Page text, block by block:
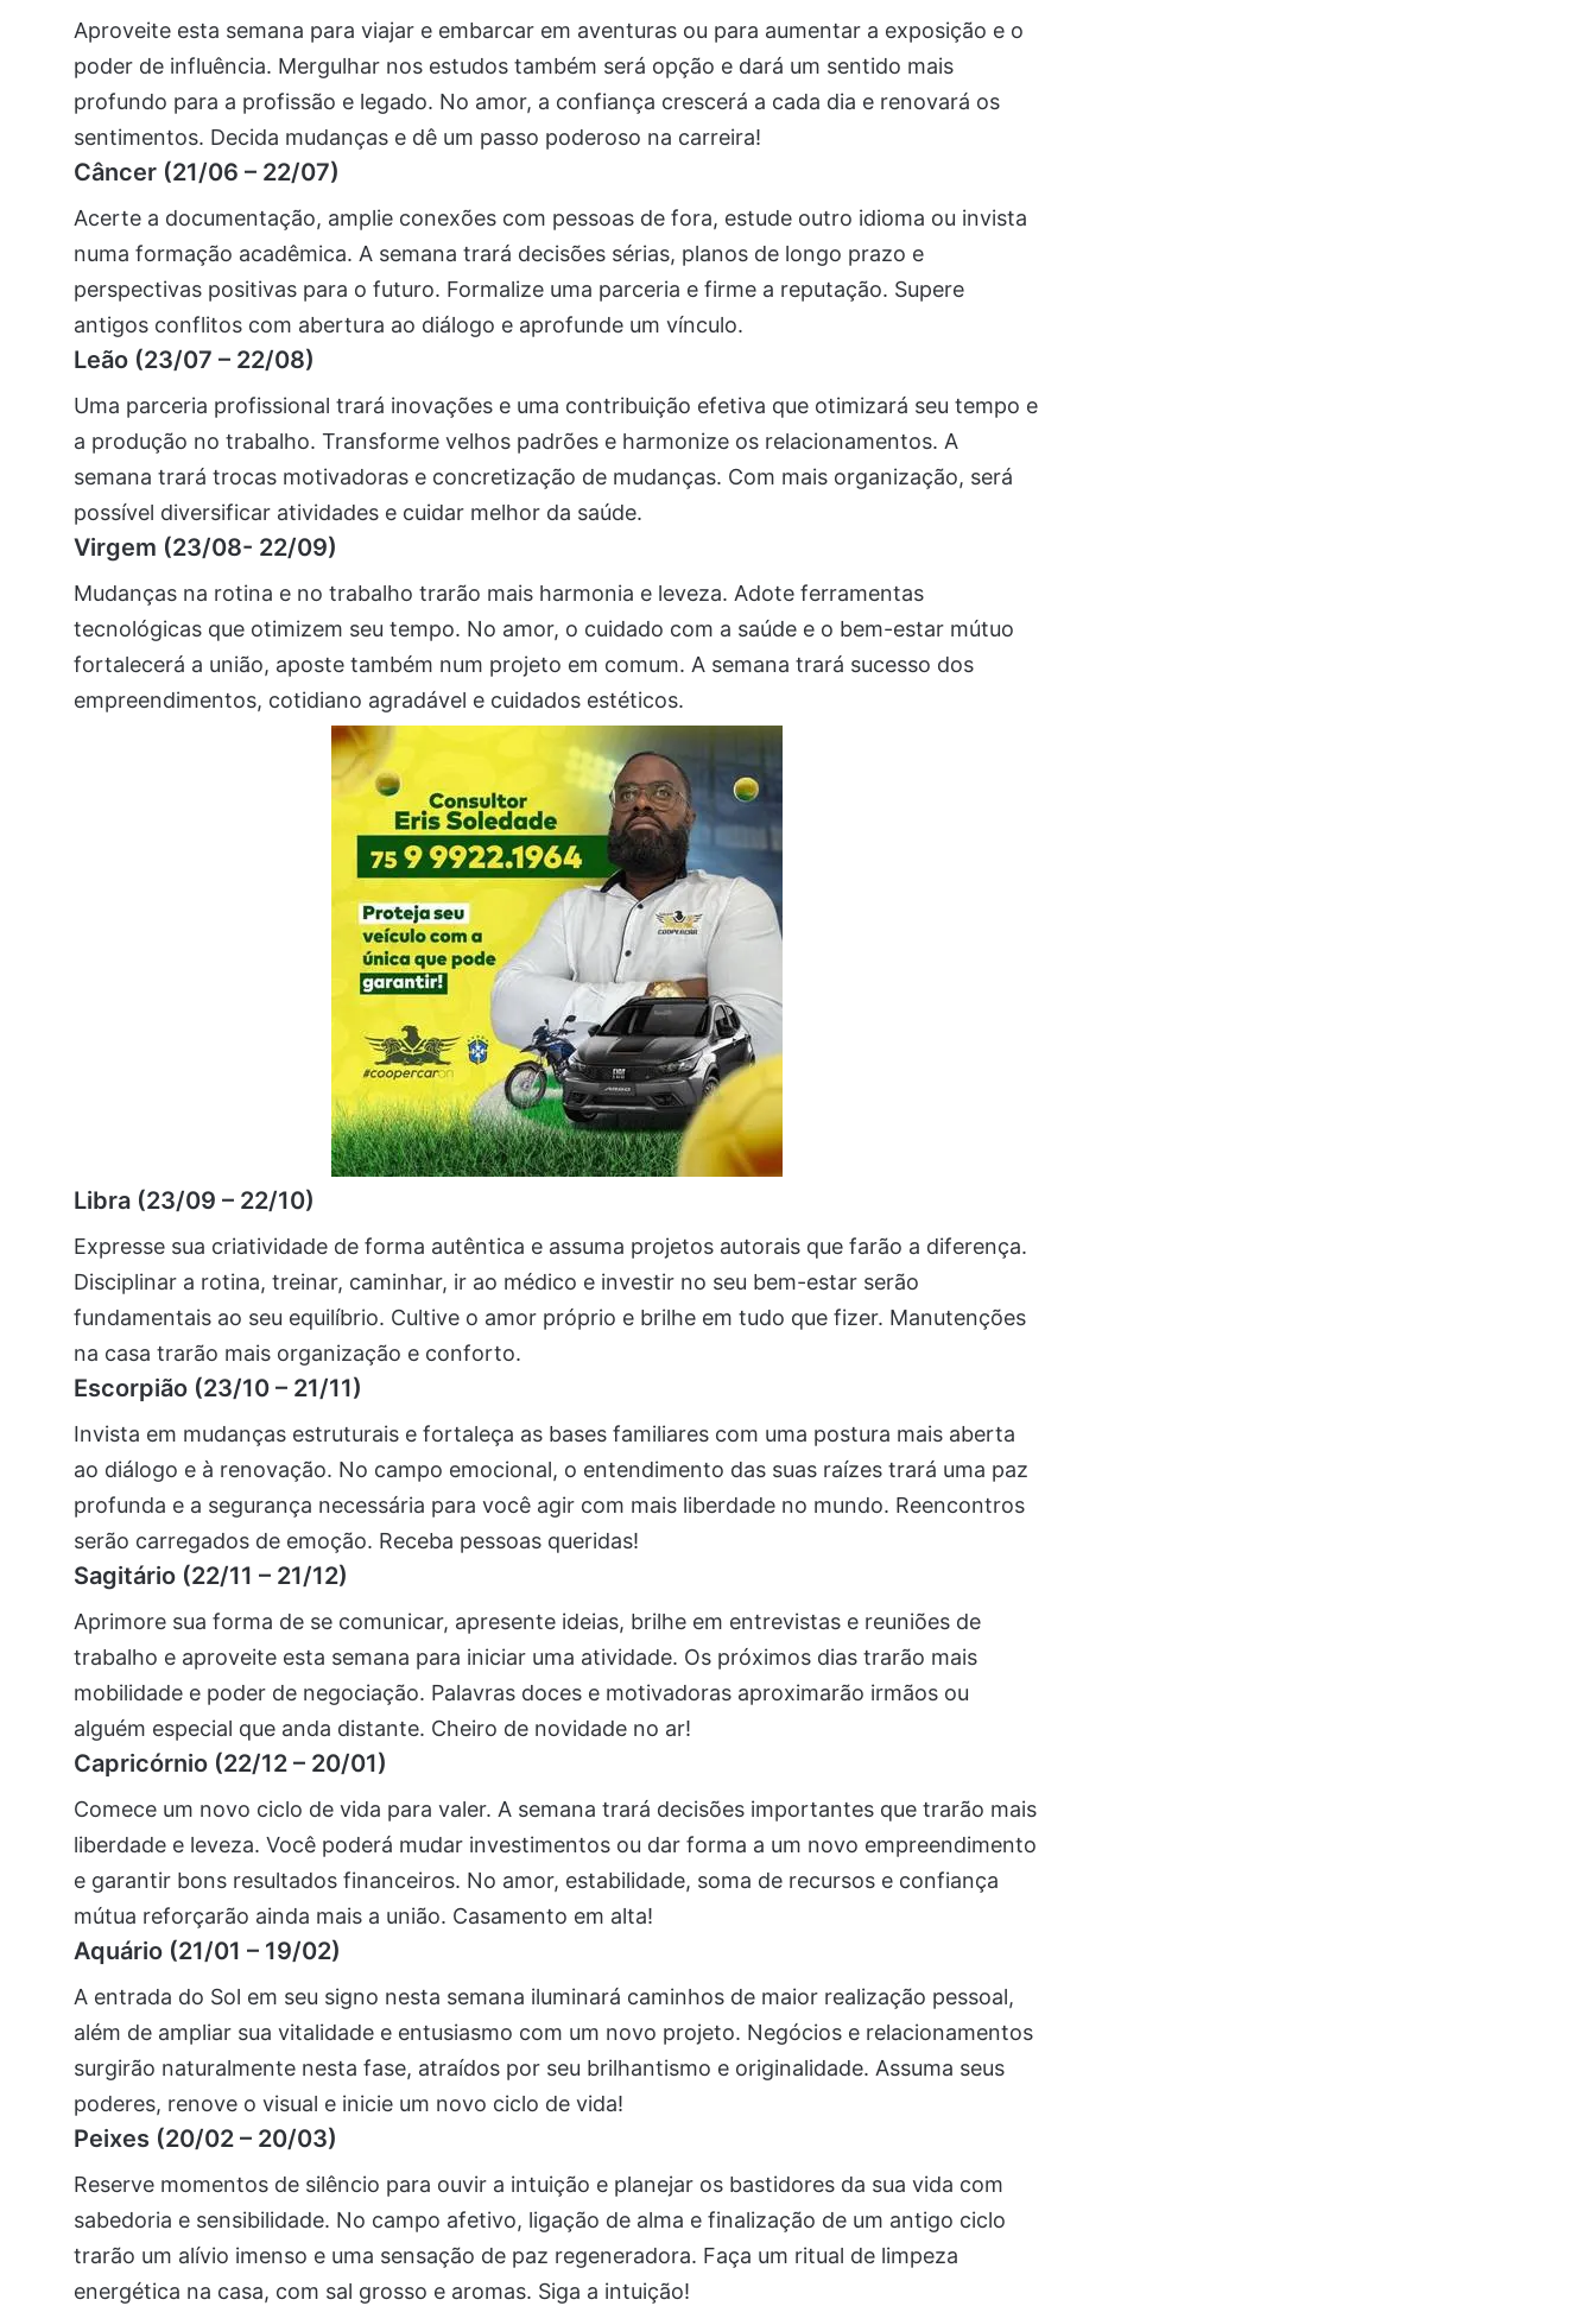
Aproveite esta semana para viajar e embarcar em aventuras ou para aumentar a exposição e o
poder de influência. Mergulhar nos estudos também será opção e dará um sentido mais
profundo para a profissão e legado. No amor, a confiança crescerá a cada dia e renovará os
sentimentos. Decida mudanças e dê um passo poderoso na carreira!
Câncer (21/06 – 22/07)
Acerte a documentação, amplie conexões com pessoas de fora, estude outro idioma ou invista
numa formação acadêmica. A semana trará decisões sérias, planos de longo prazo e
perspectivas positivas para o futuro. Formalize uma parceria e firme a reputação. Supere
antigos conflitos com abertura ao diálogo e aprofunde um vínculo.
Leão (23/07 – 22/08)
Uma parceria profissional trará inovações e uma contribuição efetiva que otimizará seu tempo e
a produção no trabalho. Transforme velhos padrões e harmonize os relacionamentos. A
semana trará trocas motivadoras e concretização de mudanças. Com mais organização, será
possível diversificar atividades e cuidar melhor da saúde.
Virgem (23/08- 22/09)
Mudanças na rotina e no trabalho trarão mais harmonia e leveza. Adote ferramentas
tecnológicas que otimizem seu tempo. No amor, o cuidado com a saúde e o bem-estar mútuo
fortalecerá a união, aposte também num projeto em comum. A semana trará sucesso dos
empreendimentos, cotidiano agradável e cuidados estéticos.
Libra (23/09 – 22/10)
Expresse sua criatividade de forma autêntica e assuma projetos autorais que farão a diferença.
Disciplinar a rotina, treinar, caminhar, ir ao médico e investir no seu bem-estar serão
fundamentais ao seu equilíbrio. Cultive o amor próprio e brilhe em tudo que fizer. Manutenções
na casa trarão mais organização e conforto.
Escorpião (23/10 – 21/11)
Invista em mudanças estruturais e fortaleça as bases familiares com uma postura mais aberta
ao diálogo e à renovação. No campo emocional, o entendimento das suas raízes trará uma paz
profunda e a segurança necessária para você agir com mais liberdade no mundo. Reencontros
serão carregados de emoção. Receba pessoas queridas!
Sagitário (22/11 – 21/12)
Aprimore sua forma de se comunicar, apresente ideias, brilhe em entrevistas e reuniões de
trabalho e aproveite esta semana para iniciar uma atividade. Os próximos dias trarão mais
mobilidade e poder de negociação. Palavras doces e motivadoras aproximarão irmãos ou
alguém especial que anda distante. Cheiro de novidade no ar!
Capricórnio (22/12 – 20/01)
Comece um novo ciclo de vida para valer. A semana trará decisões importantes que trarão mais
liberdade e leveza. Você poderá mudar investimentos ou dar forma a um novo empreendimento
e garantir bons resultados financeiros. No amor, estabilidade, soma de recursos e confiança
mútua reforçarão ainda mais a união. Casamento em alta!
Aquário (21/01 – 19/02)
A entrada do Sol em seu signo nesta semana iluminará caminhos de maior realização pessoal,
além de ampliar sua vitalidade e entusiasmo com um novo projeto. Negócios e relacionamentos
surgirão naturalmente nesta fase, atraídos por seu brilhantismo e originalidade. Assuma seus
poderes, renove o visual e inicie um novo ciclo de vida!
Peixes (20/02 – 20/03)
Reserve momentos de silêncio para ouvir a intuição e planejar os bastidores da sua vida com
sabedoria e sensibilidade. No campo afetivo, ligação de alma e finalização de um antigo ciclo
trarão um alívio imenso e uma sensação de paz regeneradora. Faça um ritual de limpeza
energética na casa, com sal grosso e aromas. Siga a intuição!